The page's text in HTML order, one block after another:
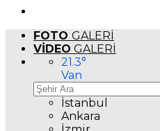
FOTO GALERİ
VİDEO GALERİ
21.3°
Van
İstanbul
Ankara